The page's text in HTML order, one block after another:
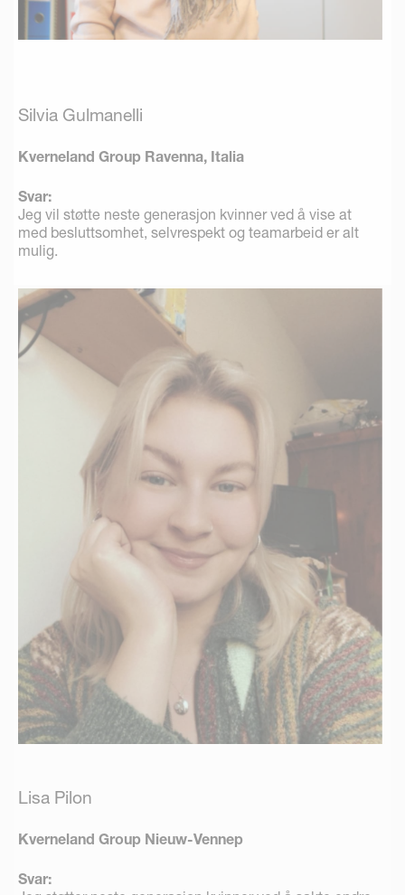
Silvia Gulmanelli
Kverneland Group Ravenna, Italia
Svar:
Jeg vil støtte neste generasjon kvinner ved å vise at
med besluttsomhet, selvrespekt og teamarbeid er alt
mulig.
Lisa Pilon
Kverneland Group Nieuw-Vennep
Svar: